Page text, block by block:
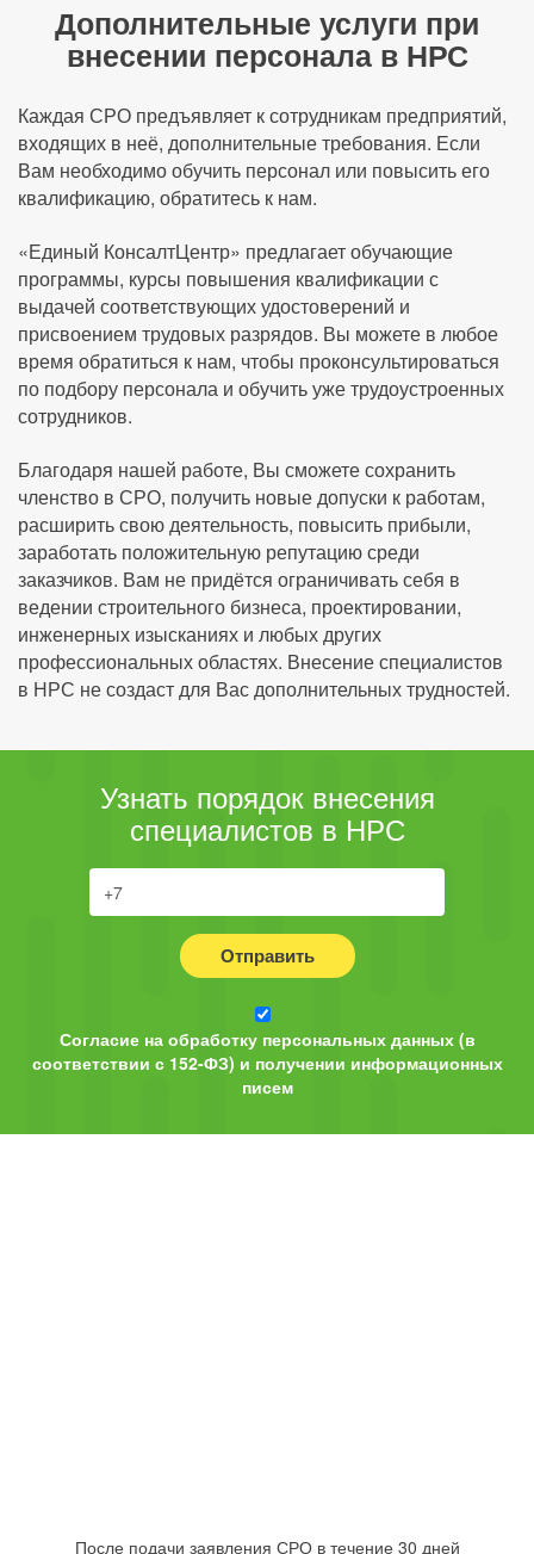
Дополнительные услуги при
внесении персонала в НРС
Каждая СРО предъявляет к сотрудникам предприятий,
входящих в неё, дополнительные требования. Если
Вам необходимо обучить персонал или повысить его
квалификацию, обратитесь к нам.
«Единый КонсалтЦентр» предлагает обучающие
программы, курсы повышения квалификации с
выдачей соответствующих удостоверений и
присвоением трудовых разрядов. Вы можете в любое
время обратиться к нам, чтобы проконсультироваться
по подбору персонала и обучить уже трудоустроенных
сотрудников.
Благодаря нашей работе, Вы сможете сохранить
членство в СРО, получить новые допуски к работам,
расширить свою деятельность, повысить прибыли,
заработать положительную репутацию среди
заказчиков. Вам не придётся ограничивать себя в
ведении строительного бизнеса, проектировании,
инженерных изысканиях и любых других
профессиональных областях. Внесение специалистов
в НРС не создаст для Вас дополнительных трудностей.
Узнать порядок внесения
специалистов в НРС
Отправить
Согласие на обработку персональных данных (в
соответствии с 152-ФЗ) и получении информационных
писем
После подачи заявления СРО в течение 30 дней